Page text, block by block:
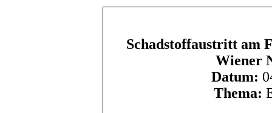
Schadstoffaustritt am
Wiener
Datum:
Thema: